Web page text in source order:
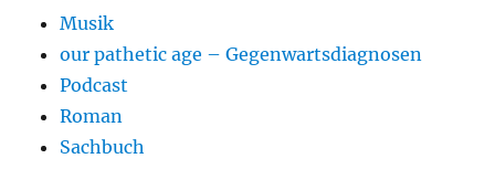
Musik
our pathetic age – Gegenwartsdiagnosen
Podcast
Roman
Sachbuch